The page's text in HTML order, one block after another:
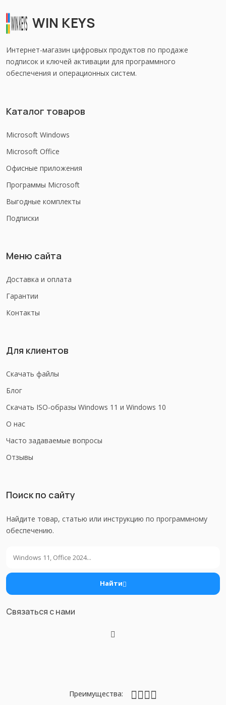
WIN KEYS
Интернет-магазин цифровых продуктов по продаже
подписок и ключей активации для программного
обеспечения и операционных систем.
Каталог товаров
Microsoft Windows
Microsoft Office
Офисные приложения
Программы Microsoft
Выгодные комплекты
Подписки
Меню сайта
Доставка и оплата
Гарантии
Контакты
Для клиентов
Скачать файлы
Блог
Скачать ISO-образы Windows 11 и Windows 10
О нас
Часто задаваемые вопросы
Отзывы
Поиск по сайту
Найдите товар, статью или инструкцию по программному
обеспечению.
Найти
Связаться с нами
Преимущества: